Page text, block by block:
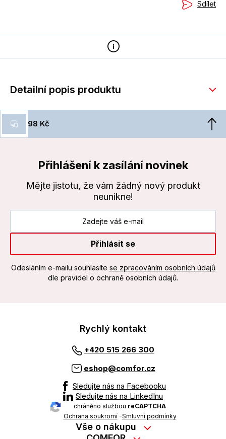
Sdílet
Detailní popis produktu
98 Kč
Přihlášení k zasílání novinek
Mějte jistotu, že vám žádný nový produkt
neunikne!
Přihlásit se
Odesláním e-mailu souhlasíte se zpracováním osobních údajů
dle pravidel o ochraně osobních údajů.
Rychlý kontakt
+420 515 266 300
eshop@comfor.cz
Sledujte nás na Facebooku
Sledujte nás na LinkedInu
chráněno službou reCAPTCHA
Ochrana soukromí-Smluvní podmínky
Vše o nákupu
Nákup na splátky